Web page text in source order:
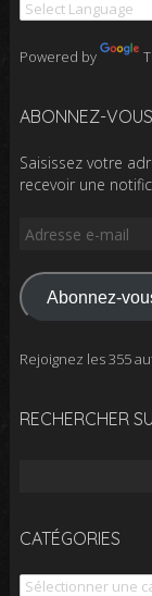
Powered by
ABONNEZ-
Saisissez votre
recevoir une
Adresse
mail
Abonnez-
Rejoignez les 355
RECHERCHER
CATÉGORIES
Catégories